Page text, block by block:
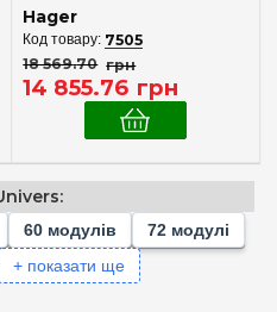
(1)
Hager
7505
18 569.70 грн
14 855.76 грн
60 модулів
72 модулі
+ показати ще